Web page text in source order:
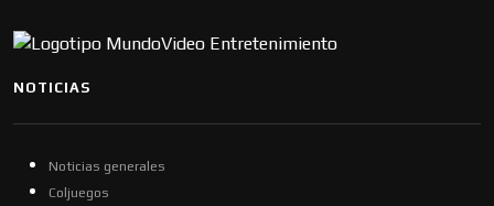
NOTICIAS
Noticias generales
Coljuegos